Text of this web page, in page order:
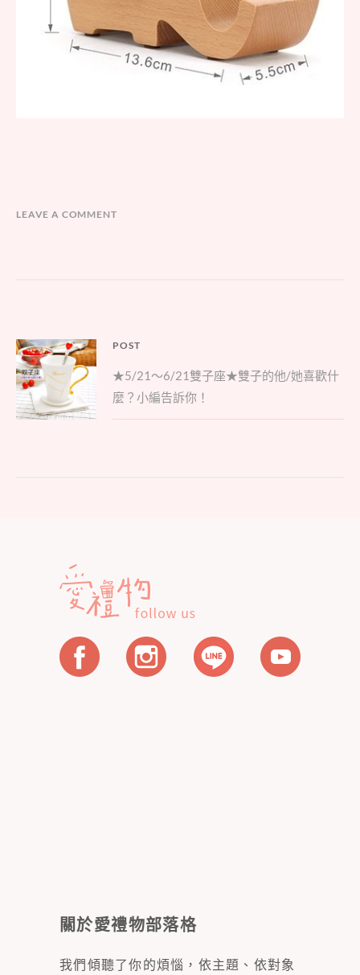
LEAVE A COMMENT
文
章
導
覽
POST
Parent
post:
★5/21～6/21雙子座★雙子的他/她喜歡什
麼？小編告訴你！
關於愛禮物部落格
我們傾聽了你的煩惱，依主題、依對象